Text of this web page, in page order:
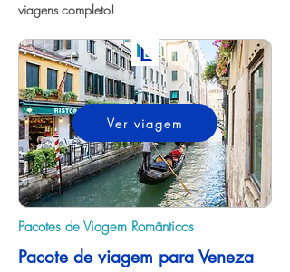
viagens completo!
Ver viagem
Pacotes de Viagem Românticos
Pacote de viagem para Veneza